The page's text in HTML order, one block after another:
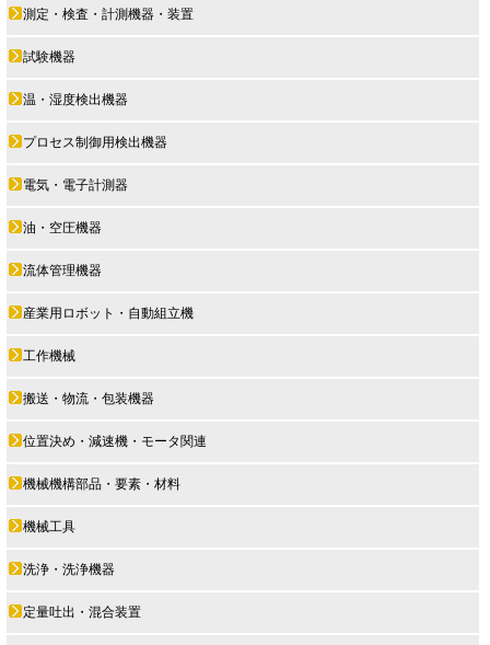
測定・検査・計測機器・装置
試験機器
温・湿度検出機器
プロセス制御用検出機器
電気・電子計測器
油・空圧機器
流体管理機器
産業用ロボット・自動組立機
工作機械
搬送・物流・包装機器
位置決め・減速機・モータ関連
機械機構部品・要素・材料
機械工具
洗浄・洗浄機器
定量吐出・混合装置